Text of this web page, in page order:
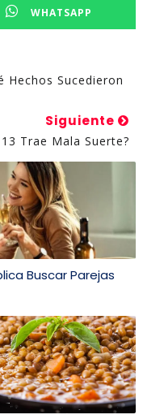
WHATSAPP
Hechos Sucedieron
Siguiente
Trae Mala Suerte?
Buscar Parejas